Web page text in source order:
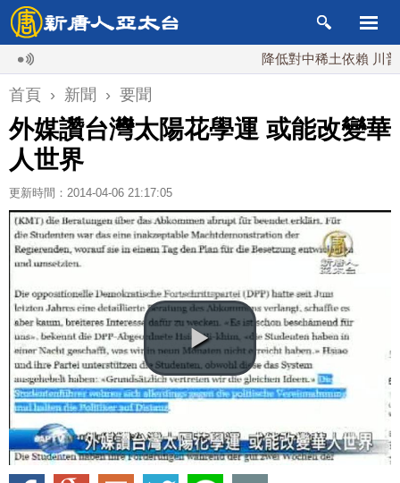
降低對中稀土依賴 川普宣布
首頁 › 新聞 › 要聞
外媒讚台灣太陽花學運 或能改變華
人世界
更新時間：2014-04-06 21:17:05